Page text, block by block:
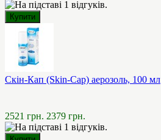
Скін-Кап (Skin-Cap) аерозоль, 100 мл
2521 грн. 2379 грн.